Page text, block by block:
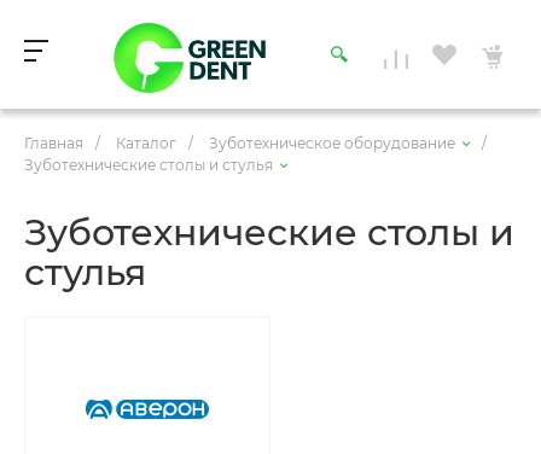
Главная / Каталог / Зуботехническое оборудование
/
Зуботехнические столы и стулья
Зуботехнические столы и
стулья